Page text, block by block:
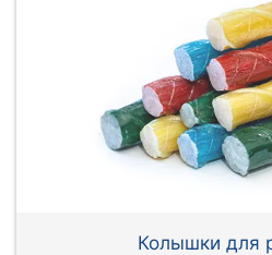
Колышки для